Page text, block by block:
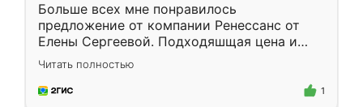
Больше всех мне понравилось
предложение от компании Ренессанс от
Елены Сергеевой. Подходяшщая цена и
короткие сроки изготовления. Приехавший
для замера сотрудник Владислав
предложил по моему эскизу самый
Читать полностью
1